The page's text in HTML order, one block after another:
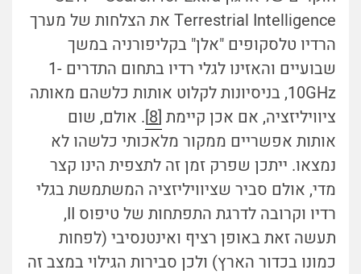
Terrestrial Intelligence את הצלחות של מערך
הרדיו טלסקופים "אלן" בקליפורניה במשך
שבועיים והאזינו לגלי רדיו בתחום התדרים 1-
10GHz, בניסיונות לקלוט אותות כלשהם מאותה
ציוויליזציה, אם אכן קיימת [8] . אולם, שום
אותות אפשריים ממקור מלאכותי כלשהו לא
נמצאו. ייתכן שפרק זמן זה לתצפית הינו קצר
מדי, אולם סביר שציוויליזציה המשתמשת בגלי
רדיו וקרובה לדרגת התפתחות של טיפוס II,
תעשה זאת באופן רציף ואינטנסיבי (לפחות
כמונו בכדור הארץ) ולכן סבירות הגילוי במצב זה